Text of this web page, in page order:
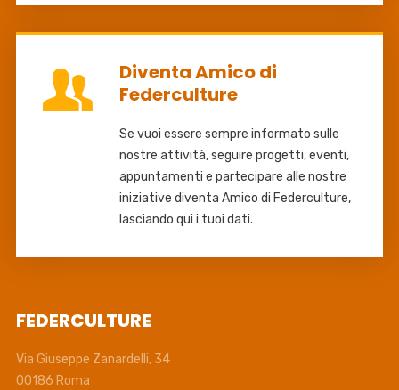
Diventa Amico di
Federculture
Se vuoi essere sempre informato sulle
nostre attività, seguire progetti, eventi,
appuntamenti e partecipare alle nostre
iniziative diventa Amico di Federculture,
lasciando qui i tuoi dati.
FEDERCULTURE
Via Giuseppe Zanardelli, 34
00186 Roma